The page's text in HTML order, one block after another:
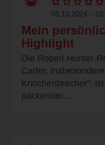
06.10.2024 –
Mein
Highlight
Die Robert Hunter-
Carter,
Knochenbrecher",
packender...